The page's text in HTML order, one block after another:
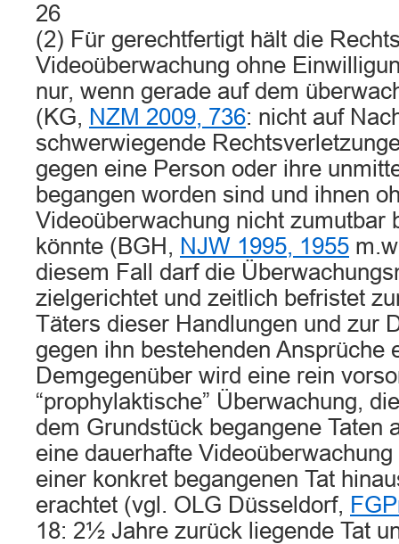
26
(2) Für gerechtfertigt hält die
Videoüberwachung ohne
nur, wenn gerade auf dem
(KG, NZM 2009, 736: nicht auf
schwerwiegende
gegen eine Person oder ihre
begangen worden sind und ihnen
Videoüberwachung nicht zumutbar
könnte (BGH, NJW 1995, 1955
diesem Fall darf die
zielgerichtet und zeitlich befristet
Täters dieser Handlungen und zur
gegen ihn bestehenden Ansprüche
Demgegenüber wird eine rein
“prophylaktische” Überwachung,
dem Grundstück begangene Taten
eine dauerhafte
einer konkret begangenen Tat
erachtet (vgl. OLG Düsseldorf,
18: 2½ Jahre zurück liegende Tat